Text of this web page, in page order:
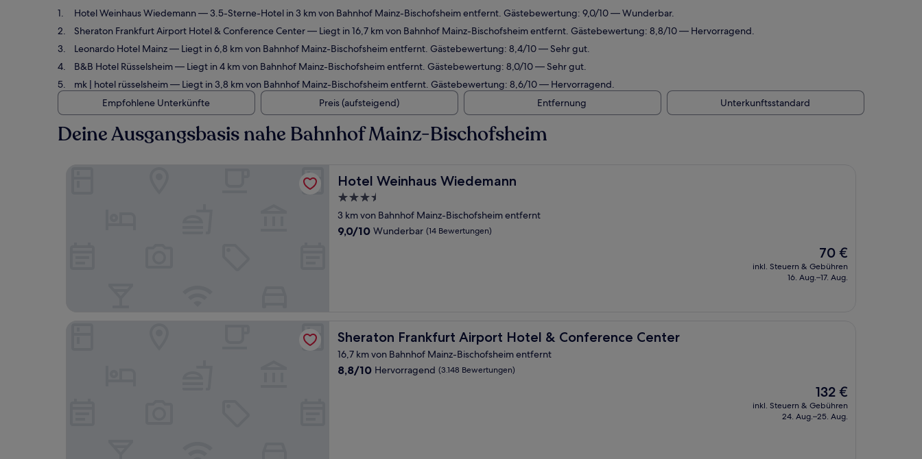
Hotel Weinhaus Wiedemann— 3.5-Sterne-Hotel in 3 km von Bahnhof Mainz-Bischofsheim entfernt. Gästebewertung: 9,0/10 — Wunderbar.
Sheraton Frankfurt Airport Hotel & Conference Center— Liegt in 16,7 km von Bahnhof Mainz-Bischofsheim entfernt. Gästebewertung: 8,8/10 — Hervorragend.
Leonardo Hotel Mainz— Liegt in 6,8 km von Bahnhof Mainz-Bischofsheim entfernt. Gästebewertung: 8,4/10 — Sehr gut.
B&B Hotel Rüsselsheim— Liegt in 4 km von Bahnhof Mainz-Bischofsheim entfernt. Gästebewertung: 8,0/10 — Sehr gut.
mk | hotel rüsselsheim— Liegt in 3,8 km von Bahnhof Mainz-Bischofsheim entfernt. Gästebewertung: 8,6/10 — Hervorragend.
Empfohlene Unterkünfte
Preis (aufsteigend) Entfernung Unterkunftsstandard
Deine Ausgangsbasis nahe Bahnhof Mainz-Bischofsheim
Hotel Weinhaus Wiedemann
Hotel Weinhaus Wiedemann
3.5-
Sterne-
Unterkunft
3 km von Bahnhof Mainz-Bischofsheim entfernt
9.0
9,0/10 Wunderbar (14 Bewertungen)
Der
Preis
beträgt
70 €
inkl. Steuern & Gebühren
16. Aug.–17. Aug.
Sheraton Frankfurt Airport Hotel & Conference Center
Sheraton Frankfurt Airport Hotel & Conference Center
16,7 km von Bahnhof Mainz-Bischofsheim entfernt
8.8
8,8/10 Hervorragend (3.148 Bewertungen)
Der
Preis
beträgt
132 €
inkl. Steuern & Gebühren
24. Aug.–25. Aug.
Sheraton Frankfurt Airport Hotel & Conference Center